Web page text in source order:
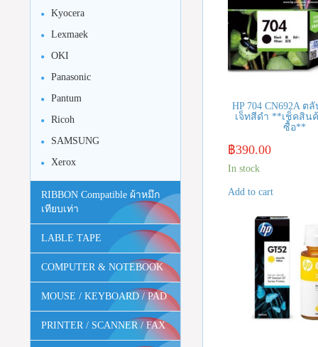
HP 704 CN692A ต
เจ็ทสีดำ **เช็คสิน
ซื้อ**
฿390.00
In stock
Add to cart
Kyocera
Lexmaek
OKI
Panasonic
Pantum
Ricoh
SAMSUNG
Xerox
RIBBON Compatible ผ้าหมึก
เทียบเท่า
LABLE TAPE
COMPUTER & NOTEBOOK
MOUSE / KEYBOARD / PAD
PRINTER / SCANNER / FAX